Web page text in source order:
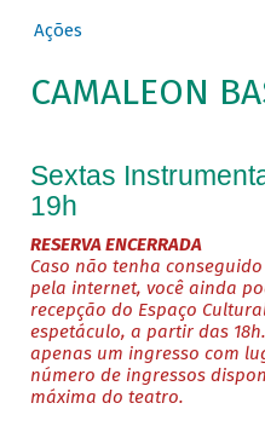
Ações
CAMALEON
Sextas
19h
RESERVA ENCERRADA
Caso não tenha
pela internet, você ainda
recepção do Espaço
espetáculo, a partir das
apenas um ingresso com
número de ingressos
máxima do teatro.